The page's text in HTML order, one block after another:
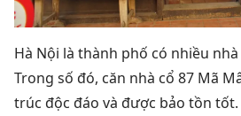
Hà Nội là thành phố có nhiều
Trong số đó, căn nhà cổ 87 Mã
trúc độc đáo và được bảo tồn tốt.